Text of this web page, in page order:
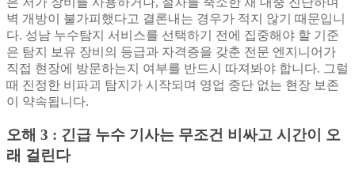
벽 개방이 불가피했다고 결론내는 경우가 적지 않기 때문입니
다. 성남 누수탐지 서비스를 선택하기 전에 집중해야 할 기준
은 탐지 보유 장비의 등급과 자격증을 갖춘 전문 엔지니어가
직접 현장에 방문하는지 여부를 반드시 따져봐야 합니다. 그럴
때 진정한 비파괴 탐지가 시작되며 영업 중단 없는 현장 보존
이 약속됩니다.
오해 3 : 긴급 누수 기사는 무조건 비싸고 시간이 오
래 걸린다